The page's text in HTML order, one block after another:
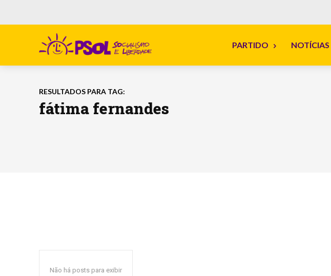
PARTIDO NOTÍCIAS
RESULTADOS PARA TAG:
fátima fernandes
Não há posts para exibir